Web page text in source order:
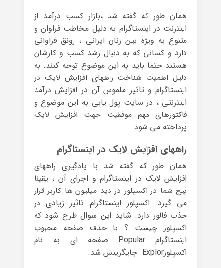
همان طور که گفته شد ،بازار کسب درآمد از
اینترنت در اینستاگرام به دلیل مخاطب فراوان و
متنوع به ویژه بین زنان ایرانی ، رونق فراوانی
دارد و کسانی که به دنبال رشد کسب و کارشان
هستند حتما باید به این موضوع توجه کنند. به
دلیل اهمیت شناخت راههای افزایش لایک در
اینستاگرام و تاثیر ملموس آن در افزایش درآمد
اینترنتی ، در سایت پول یابی به این موضوع و
فاکتورهای مهم موفقیت جهت افزایش لایک
پرداخته می شود.
راههای افزایش لایک در اینستاگرام
همان طور که گفته شد با یادگیری راههای
افزایش لایک در اینستاگرام و اجرای آن ، یقینا
پیج شما در اکسپلور در دید میلیون ها کاربر قرار
می گیرد. اکسپلور اینستاگرام تاثیر زیادی در
جذب فالور دارد. شاید این سوال طرح شود که
اکسپلور چیست ؟ با حذف صفحه محبوب
اینستاگرام Popular صفحه ای به نام
اکسپلورExplor جایگزینش شد.